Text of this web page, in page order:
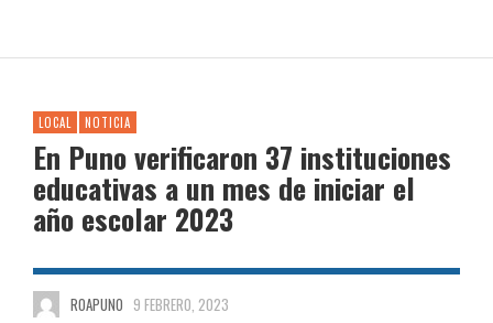
LOCAL NOTICIA
En Puno verificaron 37 instituciones
educativas a un mes de iniciar el
año escolar 2023
ROAPUNO 9 FEBRERO, 2023